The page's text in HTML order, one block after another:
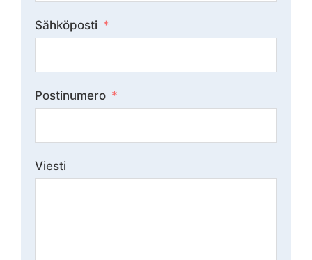
Sähköposti
Postinumero
Viesti